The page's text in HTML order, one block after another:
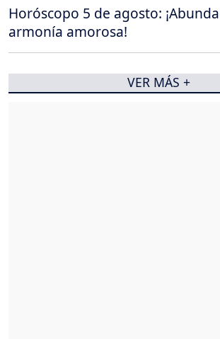
Horóscopo 5 de agosto:
armonía amorosa!
VER MÁS +